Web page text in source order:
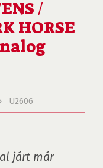
/
HORSE
U2606
járt már